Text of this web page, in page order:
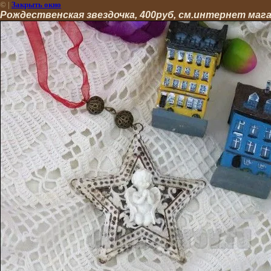
© | Закрыть окно
Рождественская звездочка, 400руб, см.интернет